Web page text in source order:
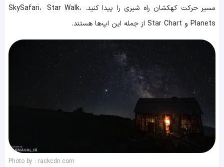
مسیر حرکت کهکشان راه شیری را پیدا کنید. SkySafari، Star Walk،
Planets و Star Chart از جمله این اپ‌ها هستند.
Photo by : rackcdn.com